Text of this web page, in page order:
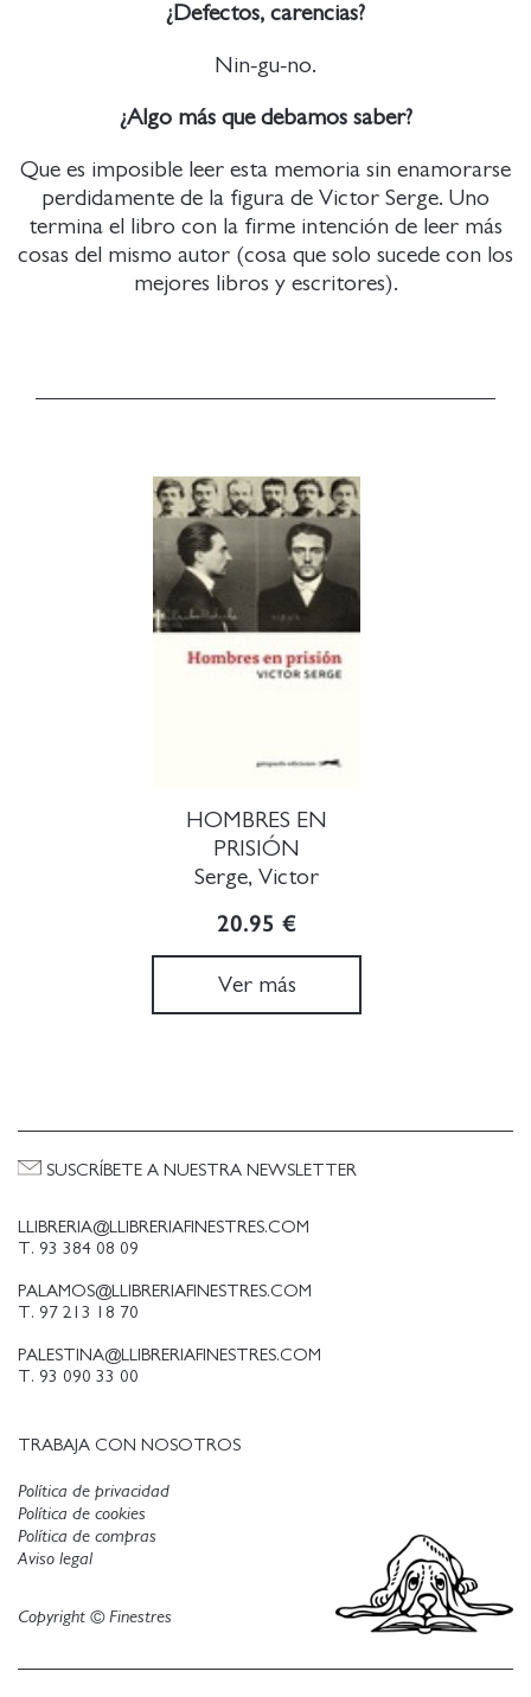
¿Defectos, carencias?
Nin-gu-no.
¿Algo más que debamos saber?
Que es imposible leer esta memoria sin enamorarse
perdidamente de la figura de Victor Serge. Uno
termina el libro con la firme intención de leer más
cosas del mismo autor (cosa que solo sucede con los
mejores libros y escritores).
HOMBRES EN
PRISIÓN
Serge, Victor
20.95 €
Ver más
LLIBRERIA@LLIBRERIAFINESTRES.COM
T. 93 384 08 09
PALAMOS@LLIBRERIAFINESTRES.COM
T. 97 213 18 70
PALESTINA@LLIBRERIAFINESTRES.COM
T. 93 090 33 00
TRABAJA CON NOSOTROS
SUSCRÍBETE A NUESTRA NEWSLETTER
Política de privacidad
Política de cookies
Aviso legal
Política de compras
Copyright © Finestres